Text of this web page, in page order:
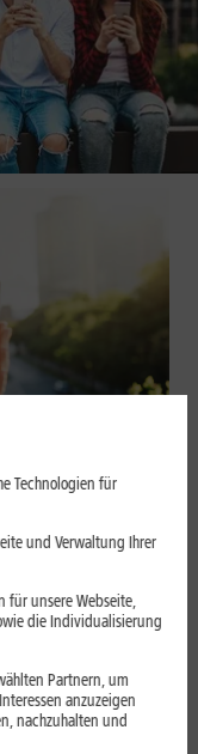
Updates können
Mit einigen
Technologien für
und Verwaltung Ihrer
für unsere Webseite,
die Individualisierung
Partnern, um
anzuzeigen
nachzuhalten und